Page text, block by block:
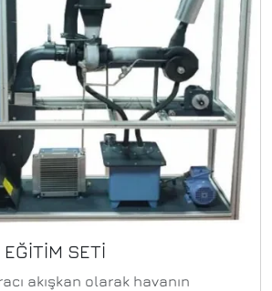
sabit bir sıcaklıkta
konumlandırılan ikinci tankta,
ısıtıcı ile test gazının
ortaya çıkan basınç artışı
hacmi sabit kalır.
SETİ
akışkan olarak havanın